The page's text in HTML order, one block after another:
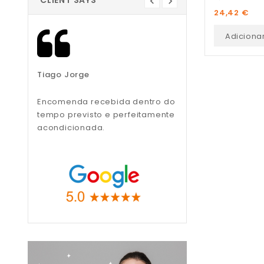
Tiago Jorge
Encomenda recebida dentro do
tempo previsto e perfeitamente
acondicionada.
Preço
24,42 €